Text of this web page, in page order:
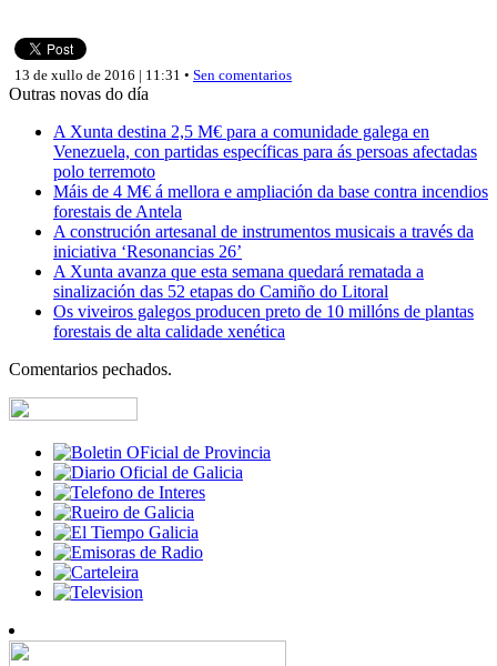
13 de xullo de 2016 | 11:31 • Sen comentarios
Outras novas do día
A Xunta destina 2,5 M€ para a comunidade galega en
Venezuela, con partidas específicas para ás persoas afectadas
polo terremoto
Máis de 4 M€ á mellora e ampliación da base contra incendios
forestais de Antela
A construción artesanal de instrumentos musicais a través da
iniciativa ‘Resonancias 26’
A Xunta avanza que esta semana quedará rematada a
sinalización das 52 etapas do Camiño do Litoral
Os viveiros galegos producen preto de 10 millóns de plantas
forestais de alta calidade xenética
Comentarios pechados.